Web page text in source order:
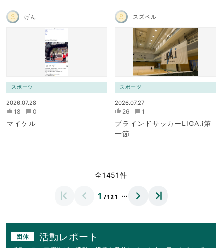
げん
スポーツ
2026.07.28
18 0
マイケル
スズベル
スポーツ
2026.07.27
26 1
ブラインドサッカーLIGA.i第
一節
全1451件
1 /121 …
団体 活動レポート